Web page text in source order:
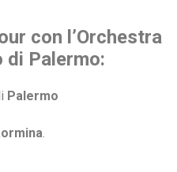
con l’Orchestra
di Palermo:
Palermo
.